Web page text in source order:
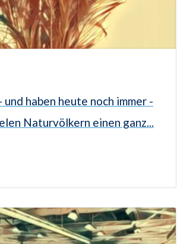
haben heute noch immer -
Naturvölkern einen ganz...